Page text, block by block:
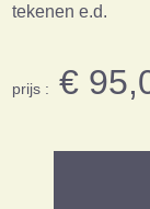
tekenen e.d.
prijs : €